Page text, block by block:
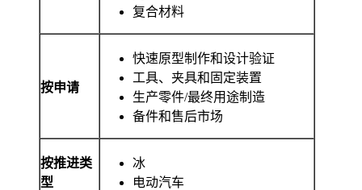
复合材料
按申请
快速原型制作和设计验证
工具、夹具和固定装置
生产零件/最终用途制造
备件和售后市场
按推进类
型
冰
电动汽车